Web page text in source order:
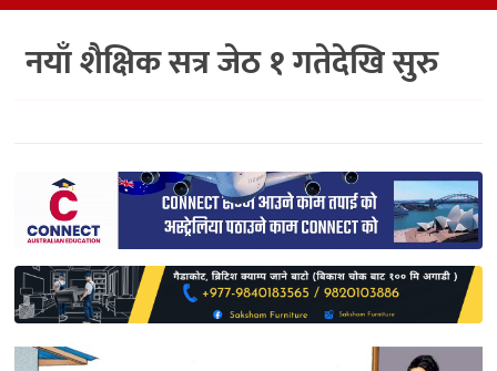
अन्तर्वार्ता
भिडियो
साहित्य
प्रदेश
English
नयाँ शैक्षिक सत्र जेठ १ गतेदेखि सुरु